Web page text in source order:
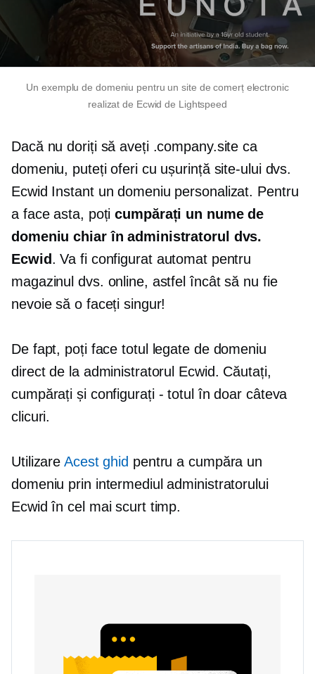
Un exemplu de domeniu pentru un site de comerț electronic
realizat de Ecwid de Lightspeed
Dacă nu doriți să aveți .company.site ca
domeniu, puteți oferi cu ușurință site-ului dvs.
Ecwid Instant un domeniu personalizat. Pentru
a face asta, poțicumpărați un nume de
domeniu chiar în administratorul dvs.
Ecwid. Va fi configurat automat pentru
magazinul dvs. online, astfel încât să nu fie
nevoie să o faceți singur!
De fapt, poți face totul
legate de domeniu
direct de la administratorul Ecwid. Căutați,
cumpărați și configurați - totul în doar câteva
clicuri.
Utilizare Acest ghid pentru a cumpăra un
domeniu prin intermediul administratorului
Ecwid în cel mai scurt timp.